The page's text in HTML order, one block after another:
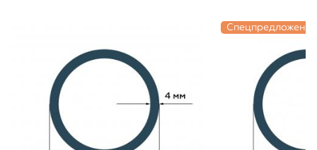
Спецпредложение